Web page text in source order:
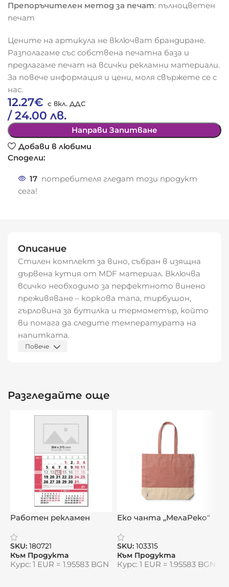
Препоръчителен метод за печат: пълноцветен
печат
Цените на артикула не включват брандиране.
Разполагаме със собствена печатна база и
предлагаме печат на всички рекламни материали.
За повече информация и цени, моля свържете се с
нас.
12.27€
/ 24.00 лв.
Направи Запитване
Добави в любими
Сподели:
17 потребителя гледат този продукт
сега!
Описание
Стилен комплект за вино, събран в изящна
дървена кутия от MDF материал. Включва
всичко необходимо за перфектното винено
преживяване – коркова тапа, тирбушон,
гърловина за бутилка и термометър, който
ви помага да следите температурата на
напитката.
елегантност.
Характеристики:
Име:„Винена наслада“
Материал:MDF
Размери:17,5 x 14,5 x 4,8 см
гърловина, термометър
„Винена наслада“ – изисканост и удобство в
един стилен комплект.
Повече
Разгледайте още
Работен рекламен
календар „Актив“
SKU: 180721
Към Продукта
Курс: 1 EUR = 1.95583 BGN
Еко чанта „МелаРеко“
SKU: 103315
Към Продукта
Курс: 1 EUR = 1.95583 BGN